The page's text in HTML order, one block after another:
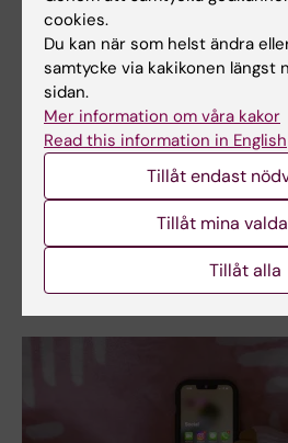
13 jun 2025
Västerländsk kost kan ge
bukspottkörteln enligt ny studie
Långvarig västerländsk kost
hos blodkärl i bukspottkörtelns
insulintransport – även efter
viktnedgång, enligt en ny studie
Karolinska Institutet.
cookies.
Du kan när som helst ändra
samtycke via kakikonen längst
sidan.
Mer information om våra kakor
Read this information in English
Tillåt endast
Tillåt mina
Tillåt alla